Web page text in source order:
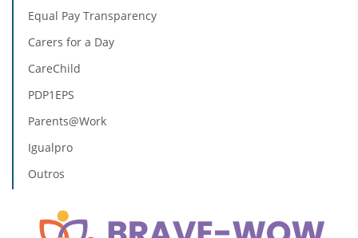
Equal Pay Transparency
Carers for a Day
CareChild
PDP1EPS
Parents@Work
Igualpro
Outros